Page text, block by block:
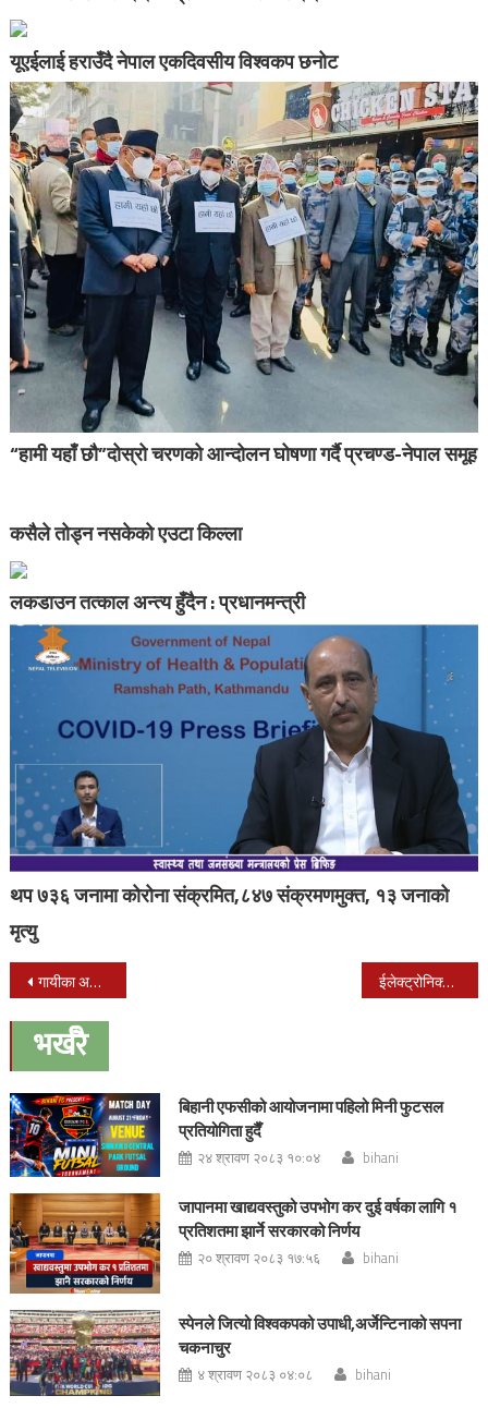
यूएईलाई हराउँदै नेपाल एकदिवसीय विश्वकप छनोट
“हामी यहाँ छौ”दोस्रो चरणको आन्दोलन घोषणा गर्दै प्रचण्ड-नेपाल समूह
कसैले तोड्न नसकेको एउटा किल्ला
लकडाउन तत्काल अन्त्य हुँदैन : प्रधानमन्त्री
थप ७३६ जनामा कोरोना संक्रमित,८४७ संक्रमणमुक्त, १३ जनाको
मृत्यु
Post
navigation
गायीका अनिशा चौधरीको दुई दिने चोला बोलको पहिलो तिज गीत सार्वजनीक ईलेक्ट्रोनिक्स तथा मोवाईल व्यवसायी संघद्वारा वृहत् रक्तदान
भर्खरै
बिहानी एफसीको आयोजनामा पहिलो मिनी फुटसल
प्रतियोगिता हुदैँ
२४ श्रावण २०८३ १०:०४ bihani
जापानमा खाद्यवस्तुको उपभोग कर दुई वर्षका लागि १
प्रतिशतमा झार्ने सरकारको निर्णय
२० श्रावण २०८३ १७:५६ bihani
स्पेनले जित्यो विश्वकपको उपाधी,अर्जेन्टिनाको सपना
चकनाचुर
४ श्रावण २०८३ ०४:०८ bihani